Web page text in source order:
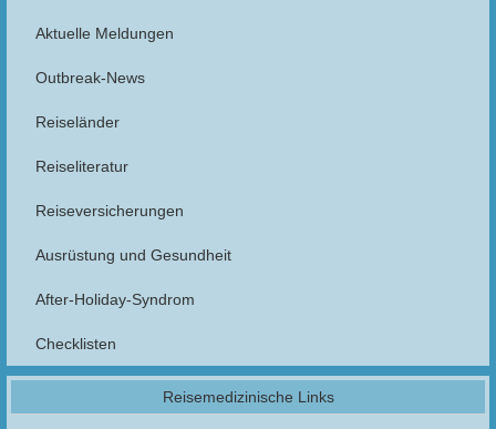
Aktuelle Meldungen
Outbreak-News
Reiseländer
Reiseliteratur
Reiseversicherungen
Ausrüstung und Gesundheit
After-Holiday-Syndrom
Checklisten
Reisemedizinische Links